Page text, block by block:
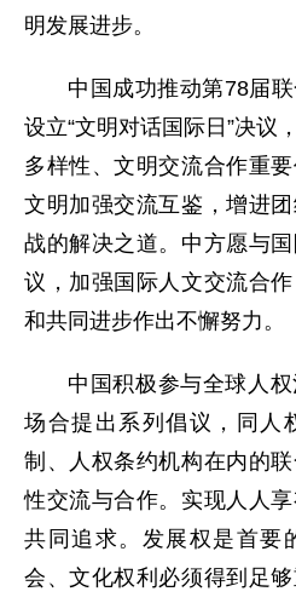
明发展进步。
中国成功推动第78届
设立“文明对话国际日”决议
多样性、文明交流合作重
文明加强交流互鉴，增进
战的解决之道。中方愿与
议，加强国际人文交流合
和共同进步作出不懈努力。
中国积极参与全球人
场合提出系列倡议，同人
制、人权条约机构在内的
性交流与合作。实现人人
共同追求。发展权是首要
会、文化权利必须得到足